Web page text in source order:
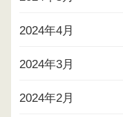
2024年4月
2024年3月
2024年2月